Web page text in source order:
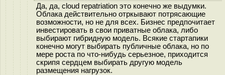
Да, да, cloud repatriation это конечно же выдумки.
Облака действительно отркывают потрясающие
возможности, но не для всех. Бизнес предпочитает
инвестировать в свои приватные облака, либо
выбирают гибридную модель. Всякие стартапики
конечно могут выбирать публичные облака, но по
мере роста по что-нибудь серьезное, приходится
скрипя сердцем выбирать другую модель
размещения нагрузок.